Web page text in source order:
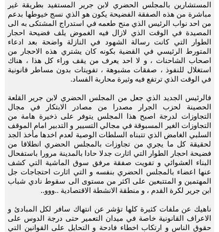
المستشارين بالمجلس الحضري لابن جرير المستفيد بطريقة غير
مباشرة من هذه الصفقة الفضيحة يكون هو الذي نسج خيوطها بدعم
من احد نواب الرئيس الذي منح طعمه في استدراج المشتكى به الى
المصيدة في الوقت الذي لازال فيه الغموض يلف فضيحة احجار
الطوار التي كانت رسالة الشهود في النازلة واضحة بعد ادعاء
المتورط الرئيسي في القضية بكونه كان يشتري هذه الاحجار من
اصحاب الشاحنات ، و لا احد يعرف من يقف وراء كل هذا ، هناك
استغلال للنفوذ ، صفقات مشبوهة ، تفويتات بدون مساطر قانونية
في الوقت الذي ترتفع فيه وثيرة محاربة الفساد.
فالرئيس الجديد الذي جعل من المجلس الحضري لابن جرير القلعة
الحصينة لحزب الجرار مصدرا من مصادر الابتكار في مجال
التجاوزات لدرجة اصبح هذا المجلس يتوفر على ذخيرة هامة من
التجاوزات الغير المسبوقة في مجالي التسيير و التدبير امام الموقف
السلبي الغامض الذي تتبناه السلطات الوصية لعدم اخدها مأخذ الجد
لحقيقة كل ما يجري من تجاوزات بالمجلس الحضري انطلاقا من
فضيحة احجار الطوار التي اثارت جدلا حادا بالمدينة مرورا باستفحال
البناء العشوائي و تفويت صفقة مرفق سوق الماشية التي كشف
عنها اعضاء بالمجلس الحضري بنفسه و التي اثارت احتجاجات جل
المهتمين و المتتبعين على اكثر من مستوى الى سقوط نادي شباب
ابن جرير لكرة القدم ، و منطقة الانشطة الاقتصادية ..ووو..
ناهيك عن ملفات كثيرة كلها تؤشر عن انتهاك سافر لكل المبادئ و
الاعراف القانونية خاصة في ميدان التعمير حتى درجة الدوس على
حقوق الناس و ارتكاب اخطاء فادحة و التحايل على القوانين التي